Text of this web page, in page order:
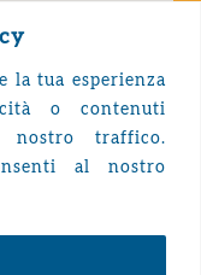
la tua esperienza
o contenuti
nostro traffico.
al nostro